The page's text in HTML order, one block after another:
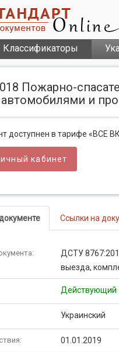
Классификаторы
Пожарно-
и
доступнен в тарифе «ВСЕ
кабинет
Ссылки на
ДСТУ
выезда,
Действующий
Украинский
01.01.2019